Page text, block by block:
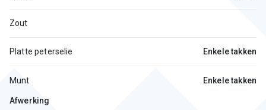
Zout
Platte peterselie Enkele takken
Munt Enkele takken
Afwerking